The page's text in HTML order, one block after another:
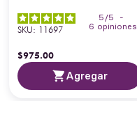
5 /5
-
6 opiniones
SKU: 11697
$975.00
Agregar